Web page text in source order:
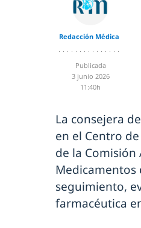
Redacción Médica
Publicada
3 junio 2026
11:40h
La consejera
en el Centro
de la Comisión
Medicamentos
seguimiento,
farmacéutica